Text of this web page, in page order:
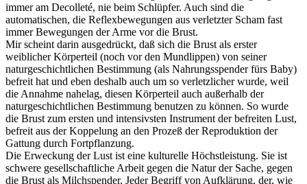
immer am Decolleté, nie beim Schlüpfer. Auch sind die
automatischen, die Reflexbewegungen aus verletzter Scham fast
immer Bewegungen der Arme vor die Brust.
Mir scheint darin ausgedrückt, daß sich die Brust als erster
weiblicher Körperteil (noch vor den Mundlippen) von seiner
naturgeschichtlichen Bestimmung (als Nahrungsspender fürs Baby)
befreit hat und eben deshalb auch um so verletzlicher wurde, weil
die Annahme nahelag, diesen Körperteil auch außerhalb der
naturgeschichtlichen Bestimmung benutzen zu können. So wurde
die Brust zum ersten und intensivsten Instrument der befreiten Lust,
befreit aus der Koppelung an den Prozeß der Reproduktion der
Gattung durch Fortpflanzung.
Die Erweckung der Lust ist eine kulturelle Höchstleistung. Sie ist
schwere gesellschaftliche Arbeit gegen die Natur der Sache, gegen
die Brust als Milchspender. Jeder Begriff von Aufklärung, der, wie